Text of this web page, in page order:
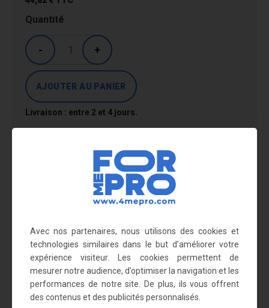
Quantité
- +
Livraison : entre 2 et 4 jours.
En savoir plus
La roue avant est maintenu par une forme de panier de 70
Le support se fixe au mur via 4 vis (M8), qui ne sont pas
fournies
Matière : tube en acier
Dimensions : 60 x 17 x 41 cm
Avec nos partenaires, nous utilisons des cookies et
technologies similaires dans le but d’améliorer votre
expérience visiteur. Les cookies permettent de
mesurer notre audience, d’optimiser la navigation et les
performances de notre site. De plus, ils vous offrent
des contenus et des publicités personnalisés.